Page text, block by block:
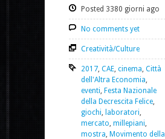
Posted 3380 giorni ago
No comments yet
Creatività/Culture
2017 CAE cinema Città
dell'Altra Economia
eventi Festa Nazionale
della Decrescita Felice
giochi
laboratori
mercato millepiani
mostra Movimento della